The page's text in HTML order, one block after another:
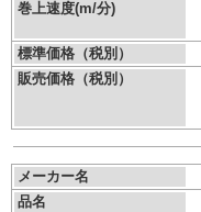
巻上速度(m/分)
標準価格（税別）
販売価格（税別）
メーカー名
品名